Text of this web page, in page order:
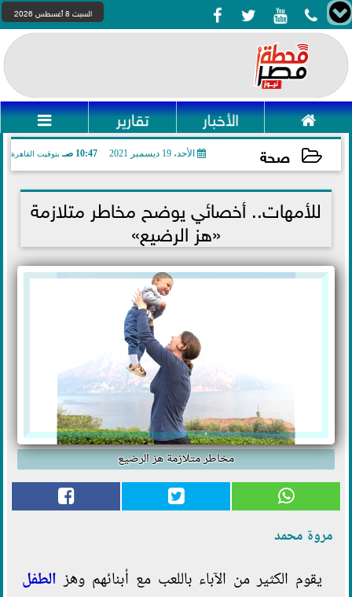
    السبت 8 أغسطس 2026
 الأخبار تقارير 
صحة الأحد، 19 ديسمبر 2021 10:47 صـ بتوقيت القاهرة
2021-12-19 10:47:44
للأمهات.. أخصائي يوضح مخاطر متلازمة
«هز الرضيع»
مخاطر متلازمة هز الرضيع
مروة محمد
يقوم الكثير من الآباء باللعب مع أبنائهم وهز الطفل